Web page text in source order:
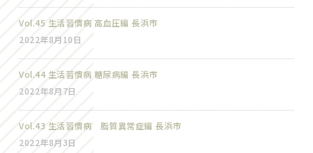
Vol.45 生活習慣病 高血圧編 長浜市
2022年8月10日
Vol.44 生活習慣病 糖尿病編 長浜市
2022年8月7日
Vol.43 生活習慣病 脂質異常症編 長浜市
2022年8月3日